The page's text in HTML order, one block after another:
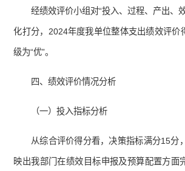
经绩效评价小组对“投入、过程、产出、
化打分，2024年度我单位整体支出绩效评价
级为“优”。
四、绩效评价情况分析
（一）投入指标分析
从综合评价得分看，决策指标满分15分
映出我部门在绩效目标申报及预算配置方面